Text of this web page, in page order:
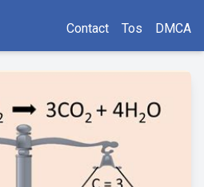
Contact Tos DMCA